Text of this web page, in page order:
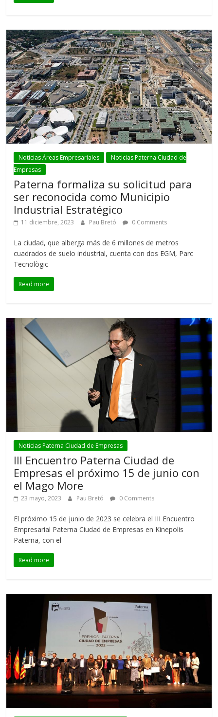
Noticias Áreas Empresariales
Noticias Paterna Ciudad de
Empresas
Paterna formaliza su solicitud para
ser reconocida como Municipio
Industrial Estratégico
11 diciembre, 2023 Pau Bretó 0 Comments
La ciudad, que alberga más de 6 millones de metros
cuadrados de suelo industrial, cuenta con dos EGM, Parc
Tecnològic
Read more
Noticias Paterna Ciudad de Empresas
III Encuentro Paterna Ciudad de
Empresas el próximo 15 de junio con
el Mago More
23 mayo, 2023 Pau Bretó 0 Comments
El próximo 15 de junio de 2023 se celebra el III Encuentro
Empresarial Paterna Ciudad de Empresas en Kinepolis
Paterna, con el
Read more